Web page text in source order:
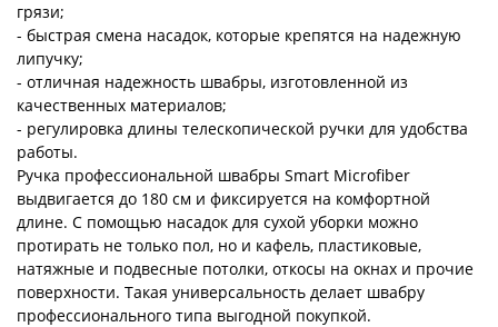
грязи;
- быстрая смена насадок, которые крепятся на надежную
липучку;
- отличная надежность швабры, изготовленной из
качественных материалов;
- регулировка длины телескопической ручки для удобства
работы.
Ручка профессиональной швабры Smart Microfiber
выдвигается до 180 см и фиксируется на комфортной
длине. С помощью насадок для сухой уборки можно
протирать не только пол, но и кафель, пластиковые,
натяжные и подвесные потолки, откосы на окнах и прочие
поверхности. Такая универсальность делает швабру
профессионального типа выгодной покупкой.